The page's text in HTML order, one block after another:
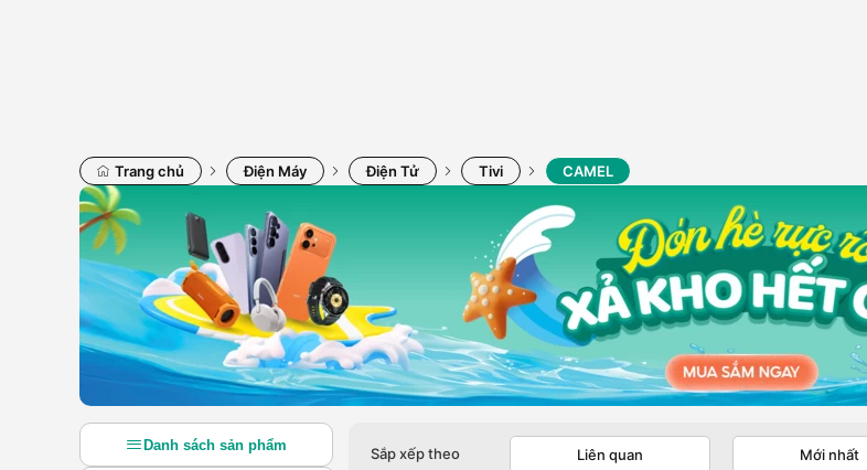
Trang chủ Điện Máy Điện Tử Tivi CAMEL
Danh sách sản phẩm Sắp xếp theo Liên quan Mới nhất